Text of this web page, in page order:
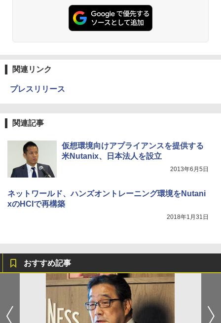
関連リンク
プレスリリース
関連記事
仮想環境向けアプライアンスを提供する
米Nutanix、日本法人を設立
2013年6月5日
ネットワールド、ハンズオントレーニング環境をNutani
xのHCIで再構築
2018年1月31日
おすすめ記事